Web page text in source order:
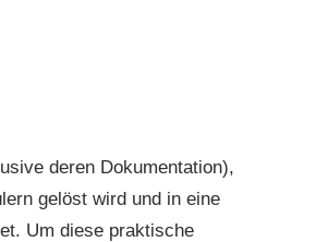
deren Dokumentation),
gelöst wird und in eine
Um diese praktische